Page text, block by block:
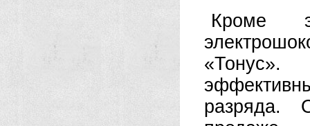
Кроме
«Тонус».
разряда.